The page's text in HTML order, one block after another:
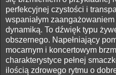
perfekcyjnej czystości i
wspaniałym
dynamiką. To dźwięk typu
obszernego. Napełniający
mocarnym i koncertowym
charakterystyce pełnej
ilością zdrowego rytmu o